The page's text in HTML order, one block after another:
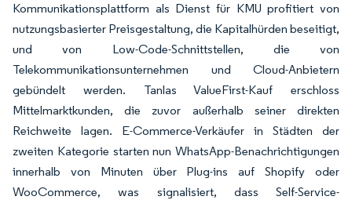
Kommunikationsplattform als Dienst für KMU profitiert von
nutzungsbasierter Preisgestaltung, die Kapitalhürden beseitigt,
und von Low-Code-Schnittstellen, die von
Telekommunikationsunternehmen und Cloud-Anbietern
gebündelt werden. Tanlas ValueFirst-Kauf erschloss
Mittelmarktkunden, die zuvor außerhalb seiner direkten
Reichweite lagen. E-Commerce-Verkäufer in Städten der
zweiten Kategorie starten nun WhatsApp-Benachrichtigungen
innerhalb von Minuten über Plug-ins auf Shopify oder
WooCommerce, was signalisiert, dass Self-Service-